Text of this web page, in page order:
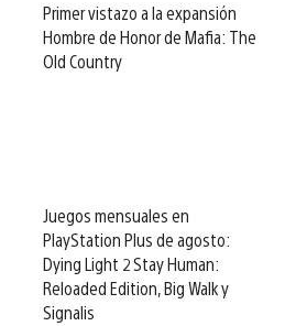
Primer vistazo a la expansión
Hombre de Honor de Mafia: The
Old Country
Juegos mensuales en
PlayStation Plus de agosto:
Dying Light 2 Stay Human:
Reloaded Edition, Big Walk y
Signalis